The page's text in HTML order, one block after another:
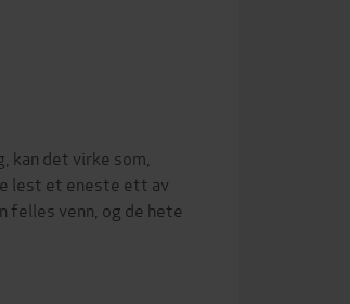
det virke som,
lest et eneste ett av
felles venn, og de hete